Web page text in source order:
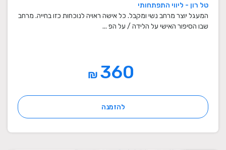
טל רון - ליווי התפתחותי
המעגל יוצר מרחב נשי ומקבל. כל אישה ראויה לנוכחות כזו בחייה. מרחב
שבו הסיפור האישי על הלידה / על הפ ...
₪
להזמנה